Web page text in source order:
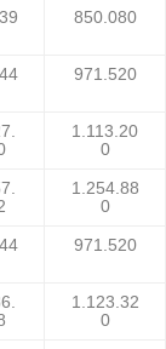
850.080
971.520
1.113.20
0
1.254.88
0
971.520
1.123.32
0